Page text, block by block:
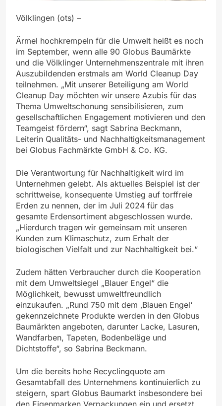
Völklingen (ots) –
Ärmel hochkrempeln für die Umwelt heißt es noch
im September, wenn alle 90 Globus Baumärkte
und die Völklinger Unternehmenszentrale mit ihren
Auszubildenden erstmals am World Cleanup Day
teilnehmen. „Mit unserer Beteiligung am World
Cleanup Day möchten wir unsere Azubis für das
Thema Umweltschonung sensibilisieren, zum
gesellschaftlichen Engagement motivieren und den
Teamgeist fördern“, sagt Sabrina Beckmann,
Leiterin Qualitäts- und Nachhaltigkeitsmanagement
bei Globus Fachmärkte GmbH & Co. KG.
Die Verantwortung für Nachhaltigkeit wird im
Unternehmen gelebt. Als aktuelles Beispiel ist der
schrittweise, konsequente Umstieg auf torffreie
Erden zu nennen, der im Juli 2024 für das
gesamte Erdensortiment abgeschlossen wurde.
„Hierdurch tragen wir gemeinsam mit unseren
Kunden zum Klimaschutz, zum Erhalt der
biologischen Vielfalt und zur Nachhaltigkeit bei.“
Zudem hätten Verbraucher durch die Kooperation
mit dem Umweltsiegel „Blauer Engel“ die
Möglichkeit, bewusst umweltfreundlich
einzukaufen. „Rund 750 mit dem ‚Blauen Engel‘
gekennzeichnete Produkte werden in den Globus
Baumärkten angeboten, darunter Lacke, Lasuren,
Wandfarben, Tapeten, Bodenbeläge und
Dichtstoffe“, so Sabrina Beckmann.
Um die bereits hohe Recyclingquote am
Gesamtabfall des Unternehmens kontinuierlich zu
steigern, spart Globus Baumarkt insbesondere bei
den Eigenmarken Verpackungen ein und ersetzt